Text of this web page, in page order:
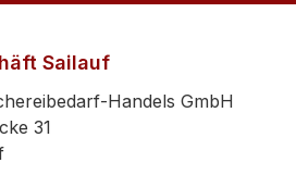
Sailauf
Handels GmbH
31